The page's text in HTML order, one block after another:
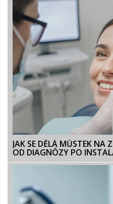
JAK SE DĚLÁ MŮSTEK NA
OD DIAGNÓZY PO